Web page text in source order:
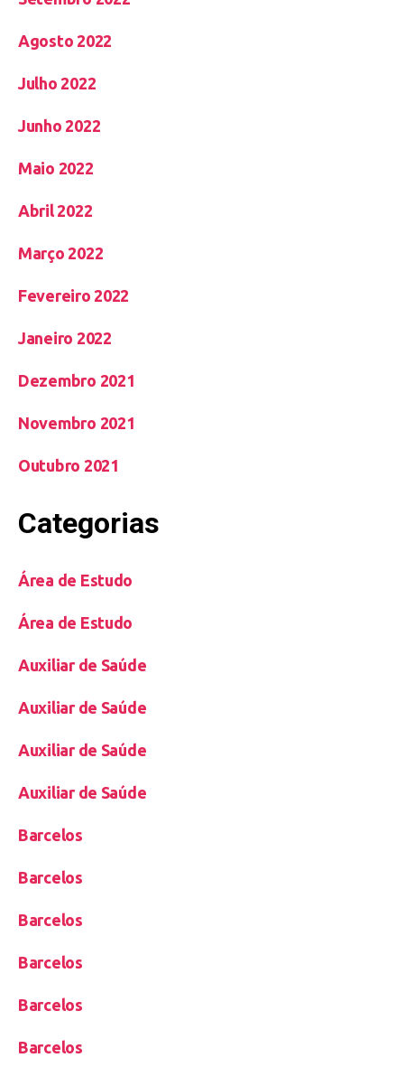
Agosto 2022
Julho 2022
Junho 2022
Maio 2022
Abril 2022
Março 2022
Fevereiro 2022
Janeiro 2022
Dezembro 2021
Novembro 2021
Outubro 2021
Categorias
Área de Estudo
Área de Estudo
Auxiliar de Saúde
Auxiliar de Saúde
Auxiliar de Saúde
Auxiliar de Saúde
Barcelos
Barcelos
Barcelos
Barcelos
Barcelos
Barcelos